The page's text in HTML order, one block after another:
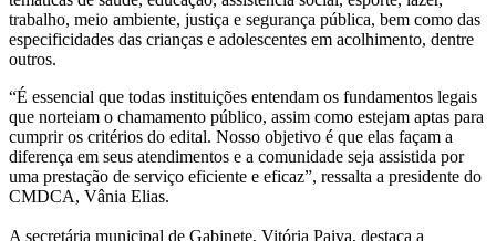
trabalho, meio ambiente, justiça e segurança pública, bem como das
especificidades das crianças e adolescentes em acolhimento, dentre
outros.
“É essencial que todas instituições entendam os fundamentos legais
que norteiam o chamamento público, assim como estejam aptas para
cumprir os critérios do edital. Nosso objetivo é que elas façam a
diferença em seus atendimentos e a comunidade seja assistida por
uma prestação de serviço eficiente e eficaz”, ressalta a presidente do
CMDCA, Vânia Elias.
A secretária municipal de Gabinete, Vitória Paiva, destaca a